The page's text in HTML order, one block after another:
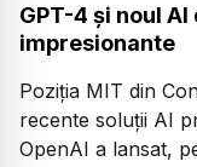
GPT-4 și noul
impresionante
Poziția MIT din
recente soluții AI
OpenAI a lansat,